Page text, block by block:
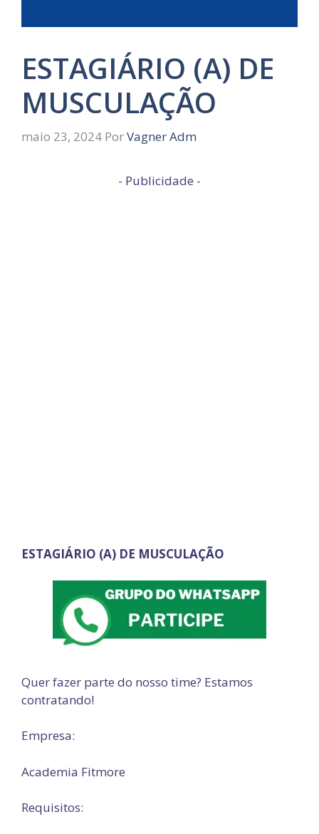
ESTAGIÁRIO (A) DE
MUSCULAÇÃO
maio 23, 2024 PorVagner Adm
- Publicidade -
ESTAGIÁRIO (A) DE MUSCULAÇÃO
Quer fazer parte do nosso time? Estamos
contratando!
Empresa:
Academia Fitmore
Requisitos: